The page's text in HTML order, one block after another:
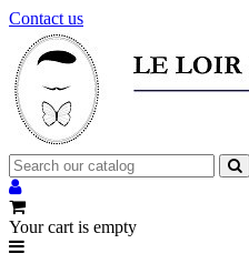
Contact us
Your cart is empty